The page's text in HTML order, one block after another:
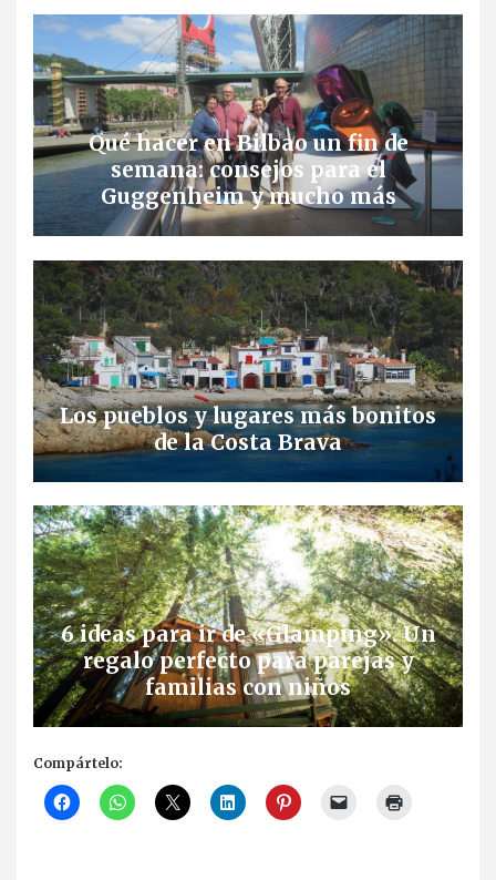
Qué hacer en Bilbao un fin de
semana: consejos para el
Guggenheim y mucho más
Los pueblos y lugares más bonitos
de la Costa Brava
6 ideas para ir de «Glamping». Un
regalo perfecto para parejas y
familias con niños
Compártelo: